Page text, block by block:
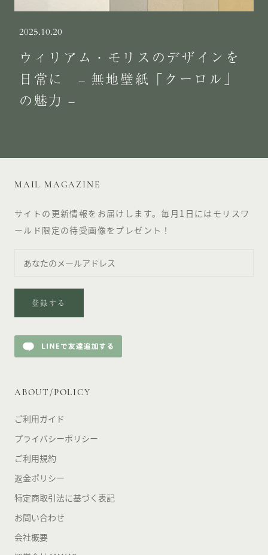
2025.10.20
ウィリアム・モリスのデザインを
日常に – 無地壁紙「クーロル」
の魅力 –
MAIL MAGAZINE
サイトの更新情報をお届けします。毎月1日にはモリスワ
ールド限定の待受画像をプレゼント！
登録する
ABOUT/POLICY
ご利用ガイド
プライバシーポリシー
ご利用規約
返金ポリシー
特定商取引法に基づく表記
お問い合わせ
会社概要